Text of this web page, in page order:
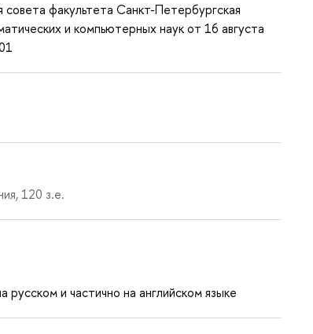
совета факультета Санкт-Петербургская
и компьютерных наук от 16 августа
120 з.е.
русском и частично на английском языке